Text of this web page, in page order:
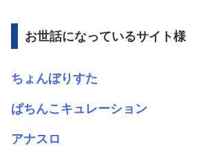
ブ
お世話になっているサイト様
ちょんぼりすた
ぱちんこキュレーション
アナスロ